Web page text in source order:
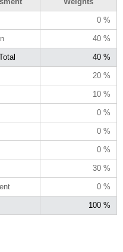
0 %
40 %
40 %
20 %
10 %
0 %
0 %
0 %
30 %
0 %
100 %